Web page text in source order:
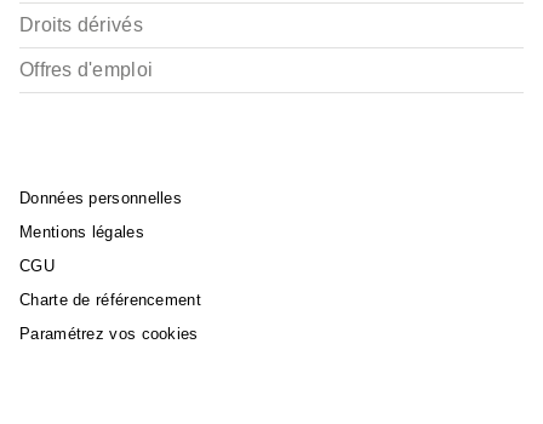
Droits dérivés
Offres d'emploi
Données personnelles
Mentions légales
CGU
Charte de référencement
Paramétrez vos cookies